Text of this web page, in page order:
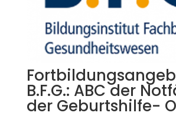
B.F.G.: ABC der
der Geburtshilfe-